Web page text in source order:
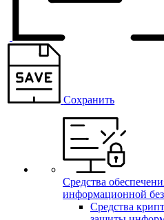
Сохранить
Средства
информационной
Средства